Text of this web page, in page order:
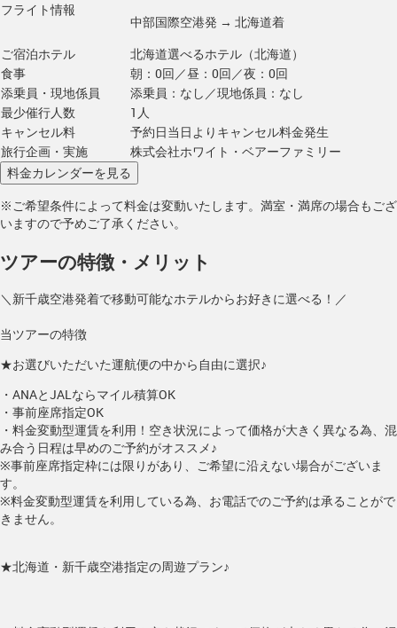
フライト情報
中部国際空港発 → 北海道着
ご宿泊ホテル
北海道選べるホテル（北海道）
食事
朝：0回／昼：0回／夜：0回
添乗員・現地係員
添乗員：なし／現地係員：なし
最少催行人数
1人
キャンセル料
予約日当日よりキャンセル料金発生
旅行企画・実施
株式会社ホワイト・ベアーファミリー
※ご希望条件によって料金は変動いたします。満室・満席の場合もござ
いますので予めご了承ください。
ツアーの特徴・メリット
＼新千歳空港発着で移動可能なホテルからお好きに選べる！／
当ツアーの特徴
★お選びいただいた運航便の中から自由に選択♪
・ANAとJALならマイル積算OK
・事前座席指定OK
・料金変動型運賃を利用！空き状況によって価格が大きく異なる為、混
み合う日程は早めのご予約がオススメ♪
※事前座席指定枠には限りがあり、ご希望に沿えない場合がございま
す。
※料金変動型運賃を利用している為、お電話でのご予約は承ることがで
きません。
★北海道・新千歳空港指定の周遊プラン♪